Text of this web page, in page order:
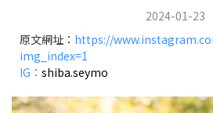
2024-01-23
原文網址： https://
img_index=1
IG： shiba.seymo